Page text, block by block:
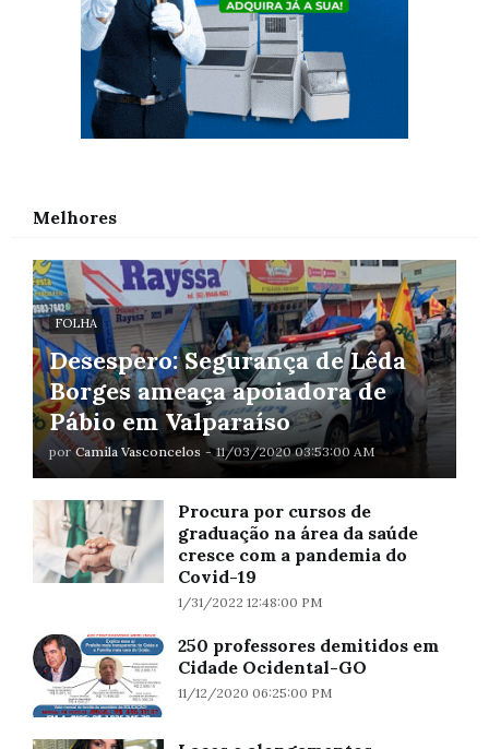
Melhores
FOLHA
Desespero: Segurança de Lêda
Borges ameaça apoiadora de
Pábio em Valparaíso
por Camila Vasconcelos - 11/03/2020 03:53:00 AM
Procura por cursos de
graduação na área da saúde
cresce com a pandemia do
Covid-19
1/31/2022 12:48:00 PM
250 professores demitidos em
Cidade Ocidental-GO
11/12/2020 06:25:00 PM